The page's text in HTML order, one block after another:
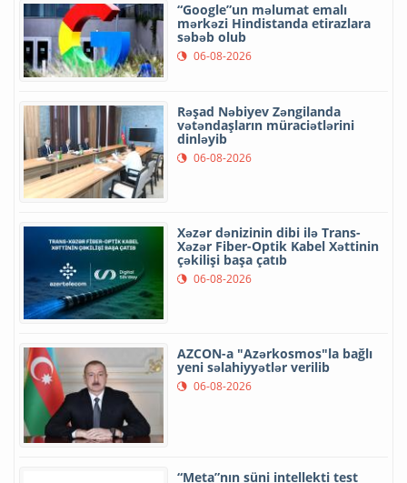
“Google”un məlumat emalı
mərkəzi Hindistanda etirazlara
səbəb olub
06-08-2026
Rəşad Nəbiyev Zəngilanda
vətəndaşların müraciətlərini
dinləyib
06-08-2026
Xəzər dənizinin dibi ilə Trans-
Xəzər Fiber-Optik Kabel Xəttinin
çəkilişi başa çatıb
06-08-2026
AZCON-a "Azərkosmos"la bağlı
yeni səlahiyyətlər verilib
06-08-2026
“Meta”nın süni intellekti test